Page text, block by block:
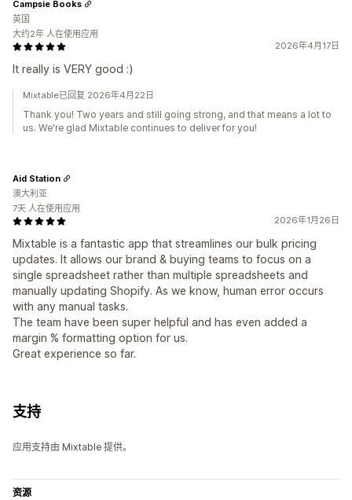
2026年4月17日
It really is VERY good :)
Campsie Books
英国
大约2年 人在使用应用
Mixtable已回复 2026年4月22日
Thank you! Two years and still going strong, and that means a lot to
us. We're glad Mixtable continues to deliver for you!
2026年1月26日
Mixtable is a fantastic app that streamlines our bulk pricing
updates. It allows our brand & buying teams to focus on a
single spreadsheet rather than multiple spreadsheets and
manually updating Shopify. As we know, human error occurs
with any manual tasks.
The team have been super helpful and has even added a
margin % formatting option for us.
Great experience so far.
Aid Station
澳大利亚
7天 人在使用应用
支持
应用支持由 Mixtable 提供。
资源